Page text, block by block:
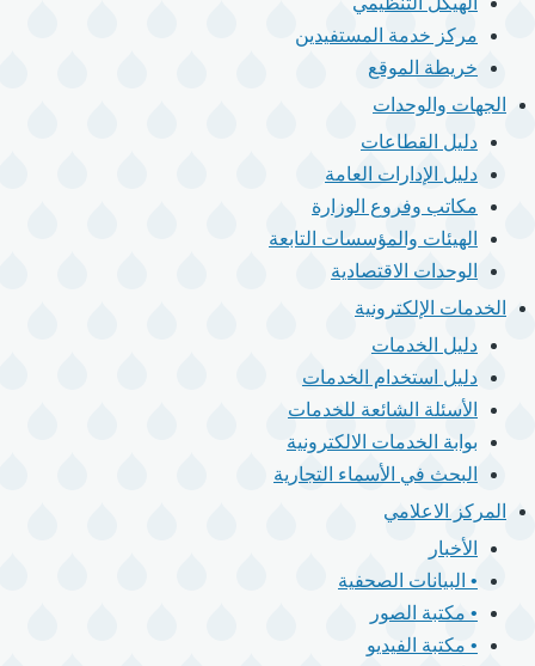
مركز خدمة المستفيدين
خريطة الموقع
الجهات والوحدات
دليل القطاعات
دليل الإدارات العامة
مكاتب وفروع الوزارة
الهيئات والمؤسسات التابعة
الوحدات الاقتصادية
الخدمات الإلكترونية
دليل الخدمات
دليل استخدام الخدمات
الأسئلة الشائعة للخدمات
بوابة الخدمات الالكترونية
البحث في الأسماء التجارية
المركز الاعلامي
الأخبار
• البيانات الصحفية
• مكتبة الصور
• مكتبة الفيديو